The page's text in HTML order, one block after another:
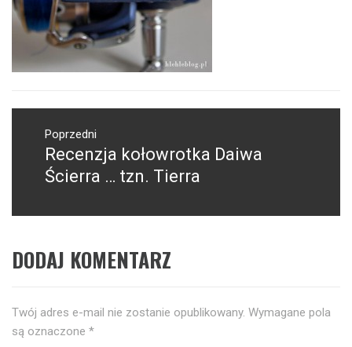
Nawigacja
wpisuPoprzedni
Poprzedni
wpis:
Recenzja kołowrotka Daiwa
Ścierra … tzn. Tierra
DODAJ KOMENTARZ
Twój adres e-mail nie zostanie opublikowany. Wymagane pola
są oznaczone *